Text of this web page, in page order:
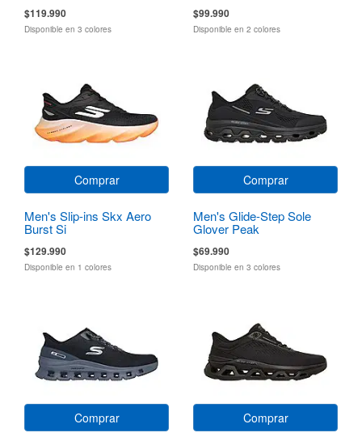
$119.990
Disponible en 3 colores
$99.990
Disponible en 2 colores
Comprar
Men's Slip-ins Skx Aero
Burst Si
$129.990
Disponible en 1 colores
Comprar
Men's Glide-Step Sole
Glover Peak
$69.990
Disponible en 3 colores
Comprar Comprar